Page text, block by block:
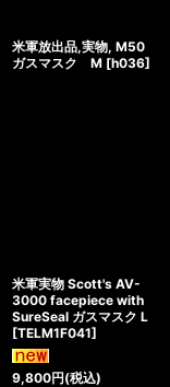
米軍放出品,実物, M50
ガスマスク M [h036]
米軍実物 Scott's AV-
3000 facepiece with
SureSeal ガスマスク L
[TELM1F041]
9,800円(税込)